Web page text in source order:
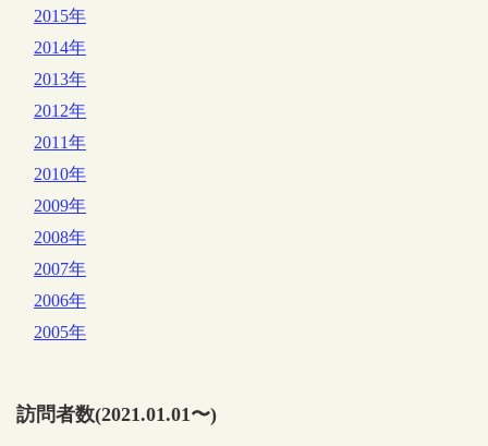
2015年
2014年
2013年
2012年
2011年
2010年
2009年
2008年
2007年
2006年
2005年
訪問者数(2021.01.01〜)